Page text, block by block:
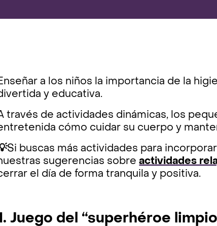
a los niños la importancia de la
y educativa.
través de actividades dinámicas, los
cómo cuidar su cuerpo y
Si buscas más actividades para
sugerencias sobreactividades
el día de forma tranquila y positiva.
Juego del “superhéroe